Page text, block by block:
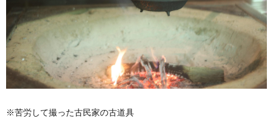
※苦労して撮った古民家の古道具